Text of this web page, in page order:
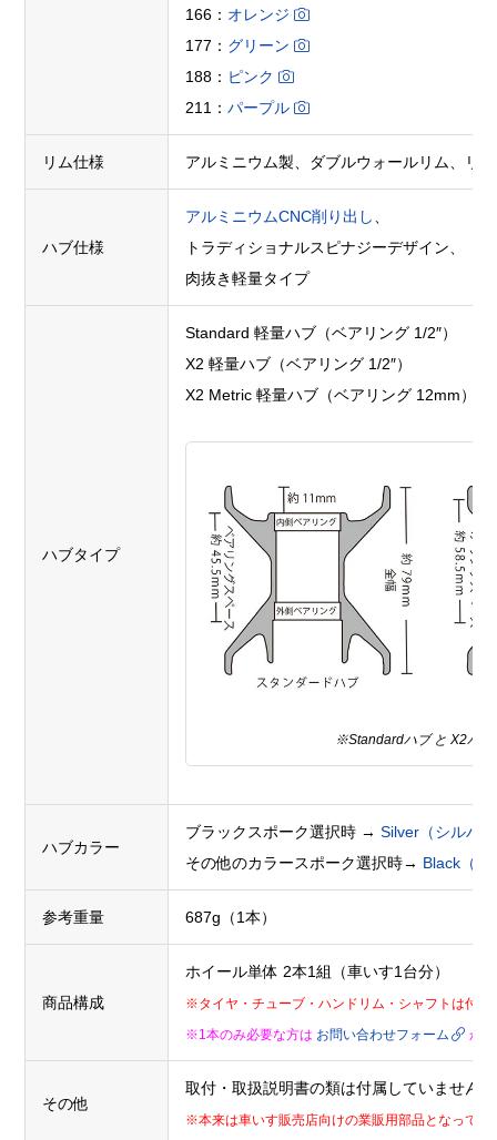
166： オレンジ
177： グリーン
188： ピンク
211：パープル
リム仕様 アルミニウム製、ダブルウォールリム、リ
ハブ仕様
アルミニウムCNC削り出し、
トラディショナルスピナジーデザイン、
肉抜き軽量タイプ
ハブタイプ
Standard 軽量ハブ（ベアリング 1/2″）
X2 軽量ハブ（ベアリング 1/2″）
X2 Metric 軽量ハブ（ベアリング 12mm）
※Standardハブ と X2ハブ
ハブカラー
ブラックスポーク選択時 →Silver（シルバ
その他のカラースポーク選択時→ Black（ブ
参考重量 687g（1本）
商品構成
ホイール単体 2本1組（車いす1台分）
※タイヤ・チューブ・ハンドリム・シャフトは付属
※1本のみ必要な方は お問い合わせフォーム か
その他
取付・取扱説明書の類は付属していません
※本来は車いす販売店向けの業販用部品となってお